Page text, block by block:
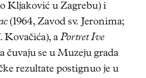
Kljaković u Zagrebu) i
(1964, Zavod sv. Jeronima;
Kovačića), a Portret Ive
čuvaju se u Muzeju grada
rezultate postignuo je u